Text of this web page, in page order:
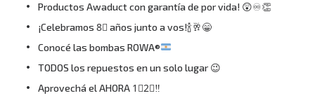
Productos Awaduct con garantía de por vida! 😲♾👏
¡Celebramos 8⃣ años junto a vos!🍾🥂😁
Conocé las bombas ROWA®
TODOS los repuestos en un solo lugar 😉
Aprovechá el AHORA 1⃣2⃣‼